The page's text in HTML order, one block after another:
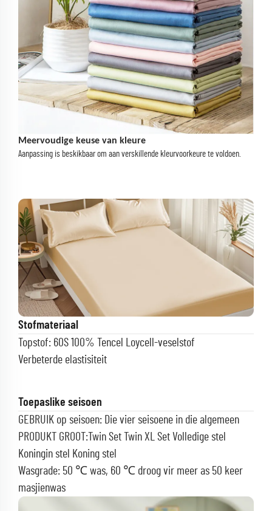
Meervoudige keuse van kleure
Aanpassing is beskikbaar om aan verskillende kleurvoorkeure te voldoen.
Stofmateriaal
Topstof: 60S 100% Tencel Loycell-veselstof
Verbeterde elastisiteit
Toepaslike seisoen
GEBRUIK op seisoen: Die vier seisoene in die algemeen
PRODUKT GROOT:Twin Set Twin XL Set Volledige stel
Koningin stel Koning stel
Wasgrade: 50 ℃ was, 60 ℃ droog vir meer as 50 keer
masjienwas